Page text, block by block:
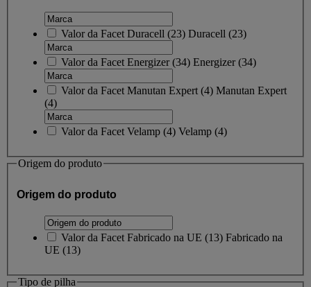
Valor da Facet Duracell (23) Duracell (23)
Valor da Facet Energizer(34) Energizer(34)
Valor da Facet Manutan Expert (4) Manutan Expert
(4)
Valor da Facet Velamp (4) Velamp (4)
Origem do produto
Origem do produto
Valor da Facet Fabricado na UE (13) Fabricado na
UE (13)
Tipo de pilha